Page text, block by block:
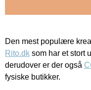
Den mest populære
Rito.dk som har et stort
derudover er der også
fysiske butikker.